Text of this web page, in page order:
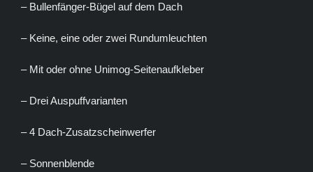
– Bullenfänger-Bügel auf dem Dach
– Keine, eine oder zwei Rundumleuchten
– Mit oder ohne Unimog-Seitenaufkleber
– Drei Auspuffvarianten
– 4 Dach-Zusatzscheinwerfer
– Sonnenblende